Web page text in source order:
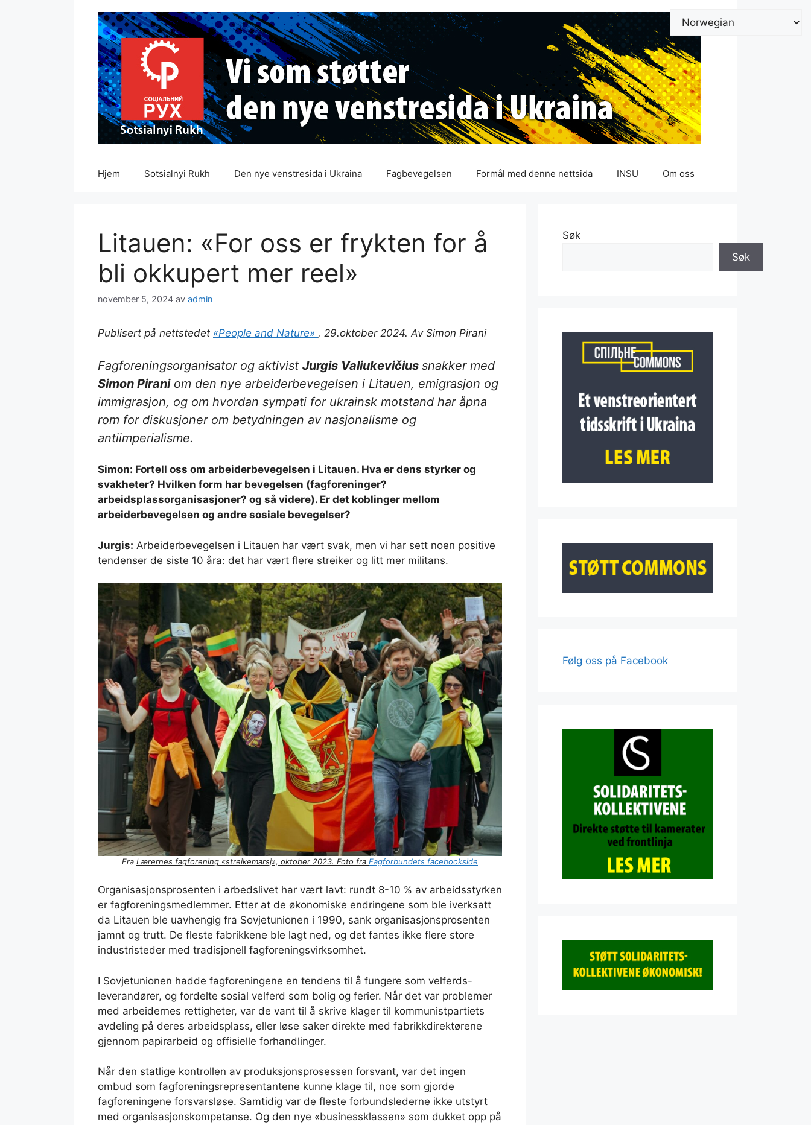
Hjem Sotsialnyi Rukh Den nye venstresida i Ukraina Fagbevegelsen Formål med denne nettsida INSU Om oss
Litauen: «For oss er frykten for å
bli okkupert mer reel»
november 5, 2024 av admin
Publisert på nettstedet «People and Nature» , 29.oktober 2024. Av Simon Pirani
Fagforeningsorganisator og aktivist Jurgis Valiukevičius snakker med
Simon Piraniom den nye arbeiderbevegelsen i Litauen, emigrasjon og
immigrasjon, og om hvordan sympati for ukrainsk motstand har åpna
rom for diskusjoner om betydningen av nasjonalisme og
antiimperialisme.
Simon: Fortell oss om arbeiderbevegelsen i Litauen. Hva er dens styrker og
svakheter? Hvilken form har bevegelsen (fagforeninger?
arbeidsplassorganisasjoner? og så videre). Er det koblinger mellom
arbeiderbevegelsen og andre sosiale bevegelser?
Jurgis: Arbeiderbevegelsen i Litauen har vært svak, men vi har sett noen positive
tendenser de siste 10 åra: det har vært flere streiker og litt mer militans.
Fra Lærernes fagforening «streikemarsj», oktober 2023. Foto fra Fagforbundets facebookside
Organisasjonsprosenten i arbedslivet har vært lavt: rundt 8-10 % av arbeidsstyrken
er fagforeningsmedlemmer. Etter at de økonomiske endringene som ble iverksatt
da Litauen ble uavhengig fra Sovjetunionen i 1990, sank organisasjonsprosenten
jamnt og trutt. De fleste fabrikkene ble lagt ned, og det fantes ikke flere store
industristeder med tradisjonell fagforeningsvirksomhet.
I Sovjetunionen hadde fagforeningene en tendens til å fungere som velferds-
leverandører, og fordelte sosial velferd som bolig og ferier. Når det var problemer
med arbeidernes rettigheter, var de vant til å skrive klager til kommunistpartiets
avdeling på deres arbeidsplass, eller løse saker direkte med fabrikkdirektørene
gjennom papirarbeid og offisielle forhandlinger.
Når den statlige kontrollen av produksjonsprosessen forsvant, var det ingen
ombud som fagforeningsrepresentantene kunne klage til, noe som gjorde
fagforeningene forsvarsløse. Samtidig var de fleste forbundslederne ikke utstyrt
med organisasjonskompetanse. Og den nye «businessklassen» som dukket opp på
Søk
Søk
Følg oss på Facebook